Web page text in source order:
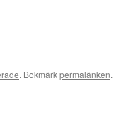
. Bokmärkpermalänken.